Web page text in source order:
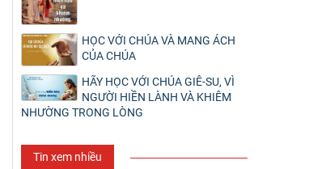
HỌC VỚI CHÚA VÀ MANG ÁCH
CỦA CHÚA
HÃY HỌC VỚI CHÚA GIÊ-SU, VÌ
NGƯỜI HIỀN LÀNH VÀ KHIÊM
NHƯỜNG TRONG LÒNG
Tin xem nhiều